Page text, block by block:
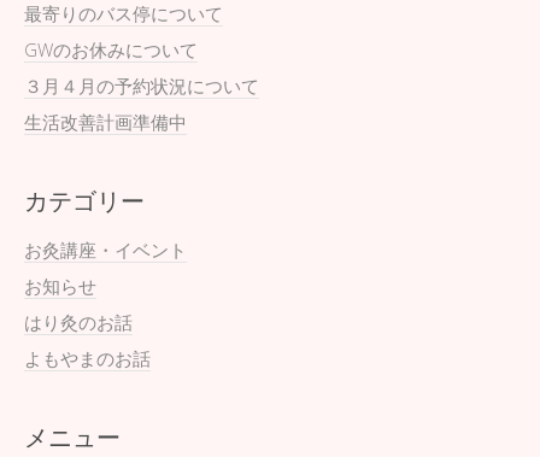
最寄りのバス停について
GWのお休みについて
３月４月の予約状況について
生活改善計画準備中
カテゴリー
お灸講座・イベント
お知らせ
はり灸のお話
よもやまのお話
メニュー